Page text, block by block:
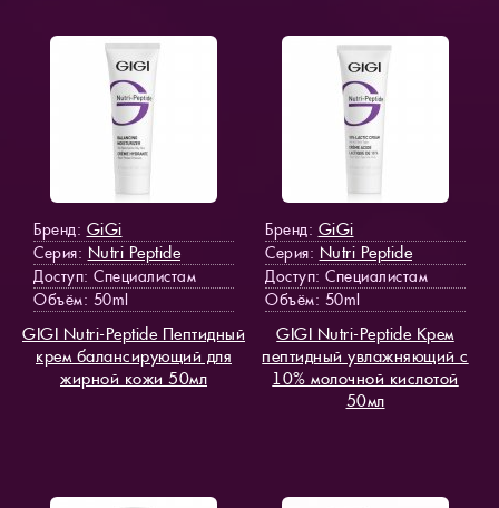
Бренд: GiGi
Серия: Nutri Peptide
Доступ: Специалистам
Объём: 50ml
GIGI Nutri-Peptide Пептидный
крем балансирующий для
жирной кожи 50мл
Бренд: GiGi
Серия: Nutri Peptide
Доступ: Специалистам
Объём: 50ml
GIGI Nutri-Peptide Крем
пептидный увлажняющий с
10% молочной кислотой
50мл